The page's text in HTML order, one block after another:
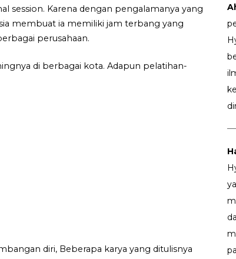
session. Karena dengan pengalamanya yang
membuat ia memiliki jam terbang yang
perusahaan.
di berbagai kota. Adapun pelatihan-
diri, Beberapa karya yang ditulisnya